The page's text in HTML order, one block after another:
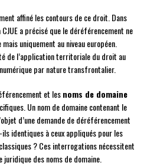
affiné les contours de ce droit. Dans
a précisé que le déréférencement ne
uniquement au niveau européen.
de l’application territoriale du droit au
par nature transfrontalier.
et lesnoms de domaine
Un nom de domaine contenant le
d’une demande de déréférencement
identiques à ceux appliqués pour les
? Ces interrogations nécessitent
des noms de domaine.